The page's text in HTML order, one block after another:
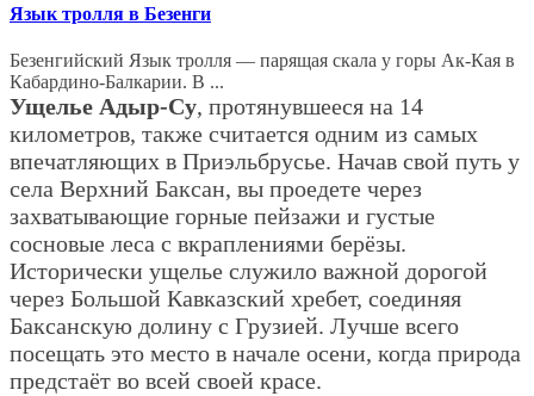
Язык тролля в Безенги
Безенгийский Язык тролля — парящая скала у горы Ак-Кая в
Кабардино-Балкарии. В ...
Ущелье Адыр-Су, протянувшееся на 14
километров, также считается одним из самых
впечатляющих в Приэльбрусье. Начав свой путь у
села Верхний Баксан, вы проедете через
захватывающие горные пейзажи и густые
сосновые леса с вкраплениями берёзы.
Исторически ущелье служило важной дорогой
через Большой Кавказский хребет, соединяя
Баксанскую долину с Грузией. Лучше всего
посещать это место в начале осени, когда природа
предстаёт во всей своей красе.